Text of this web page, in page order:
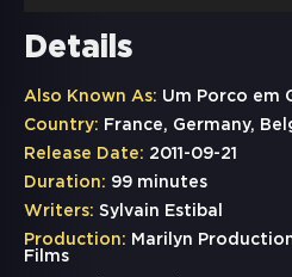
Details
Also Known As: Um Porco em
Country: France, Germany,
Release Date: 2011-09-21
Duration: 99 minutes
Writers: Sylvain Estibal
Production: Marilyn
Films